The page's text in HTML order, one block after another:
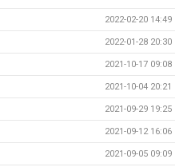
2022-02-20 14:49
2022-01-28 20:30
2021-10-17 09:08
2021-10-04 20:21
2021-09-29 19:25
2021-09-12 16:06
2021-09-05 09:09